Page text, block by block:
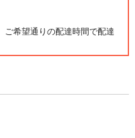
ご希望通りの配達時間で配達